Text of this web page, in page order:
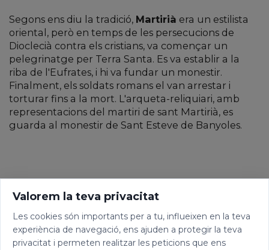
Segons ens diu la tradició, Martirià era un estilista
oriental, però en temps de les persecucions de
Dioclecià contra els cristians, va començar un
pelegrinatge per Terra Santa. Es va establir a la
riba de l'Eufrates, i hi va fundar un monestir.
Finalment, els soldats romans el van arrestar i
torturar fins a la mort. L'arqueta-reliquiari, amb
representacions del martiri de sant Martirià, es
guarda al monestir de Sant Esteve de Banyoles.
Valorem la teva privacitat
Les cookies són importants per a tu, influeixen en la teva
experiència de navegació, ens ajuden a protegir la teva
privacitat i permeten realitzar les peticions que ens